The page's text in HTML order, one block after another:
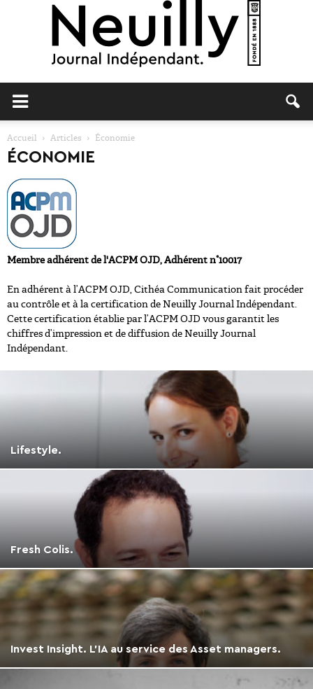
Accueil Articles Économie
ÉCONOMIE
Membre adhérent de l'ACPM OJD, Adhérent n°10017
En adhérent à l’ACPM OJD, Cithéa Communication fait procéder
au contrôle et à la certification de Neuilly Journal Indépendant.
Cette certification établie par l’ACPM OJD vous garantit les
chiffres d’impression et de diffusion de Neuilly Journal
Indépendant.
Lifestyle.
Fresh Colis.
Invest Insight. L’IA au service des Asset managers.